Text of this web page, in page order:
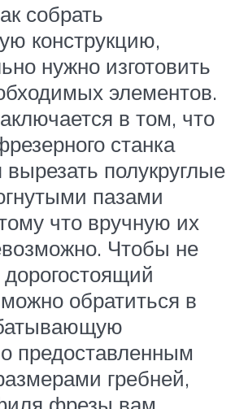
собрать
конструкцию,
нужно изготовить
элементов.
в том, что
станка
полукруглые
пазами
что вручную их
Чтобы не
обратиться в
предоставленным
гребней,